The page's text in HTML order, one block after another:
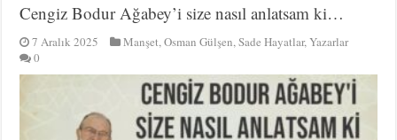
Cengiz Bodur Ağabey’i size nasıl anlatsam ki…
7 Aralık 2025 Manşet,Osman Gülşen,Sade Hayatlar,Yazarlar
0